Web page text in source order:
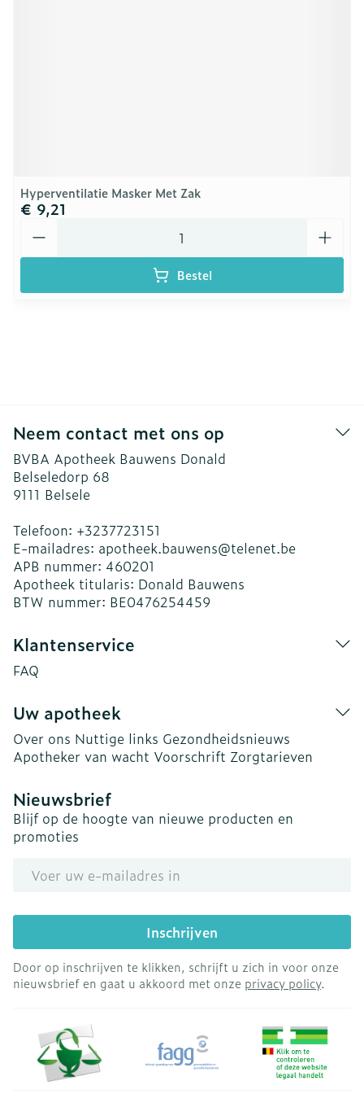
Hyperventilatie Masker Met Zak
€ 9,21
Bestel
Neem contact met ons op
BVBA Apotheek Bauwens Donald
Belseledorp 68
9111 Belsele
Telefoon: +3237723151
E-mailadres: apotheek.bauwens@telenet.be
APB nummer: 460201
Apotheek titularis: Donald Bauwens
BTW nummer: BE0476254459
Klantenservice
FAQ
Uw apotheek
Over ons Nuttige links Gezondheidsnieuws
Apotheker van wacht Voorschrift Zorgtarieven
Nieuwsbrief
Blijf op de hoogte van nieuwe producten en
promoties
Inschrijven
Door op inschrijven te klikken, schrijft u zich in voor onze
nieuwsbrief en gaat u akkoord met onze privacy policy.